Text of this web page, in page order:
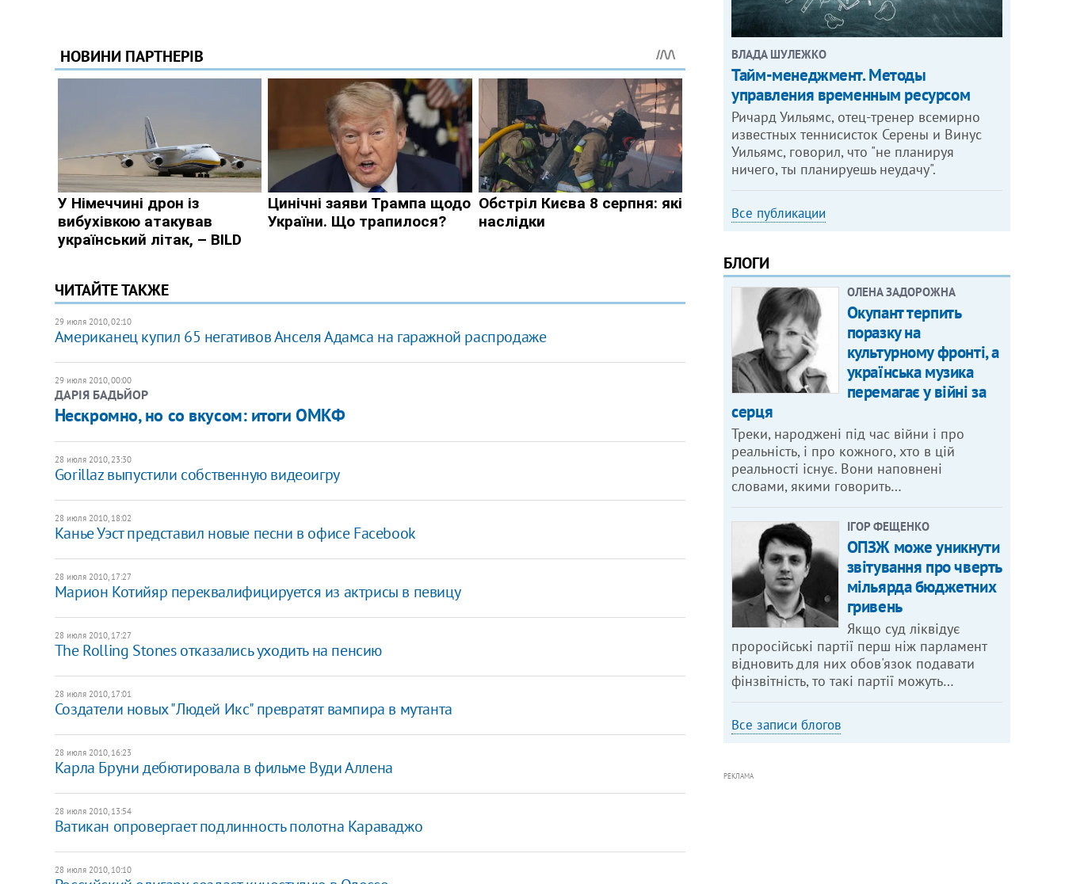
ЧИТАЙТЕ ТАКЖЕ
29 июля 2010, 02:10
Американец купил 65 негативов Анселя Адамса на гаражной распродаже
29 июля 2010, 00:00
ДАРІЯ БАДЬЙОР
Нескромно, но со вкусом: итоги ОМКФ
28 июля 2010, 23:30
Gorillaz выпустили собственную видеоигру
28 июля 2010, 18:02
Канье Уэст представил новые песни в офисе Facebook
28 июля 2010, 17:27
Марион Котийяр переквалифицируется из актрисы в певицу
28 июля 2010, 17:27
The Rolling Stones отказались уходить на пенсию
28 июля 2010, 17:01
Создатели новых "Людей Икс" превратят вампира в мутанта
28 июля 2010, 16:23
Карла Бруни дебютировала в фильме Вуди Аллена
28 июля 2010, 13:54
Ватикан опровергает подлинность полотна Караваджо
28 июля 2010, 10:10
ВЛАДА ШУЛЕЖКО
Тайм-менеджмент. Методы
управления временным ресурсом
Ричард Уильямс, отец-тренер всемирно
известных теннисисток Серены и Винус
Уильямс, говорил, что "не планируя
ничего, ты планируешь неудачу".
Все публикации
БЛОГИ
ОЛЕНА ЗАДОРОЖНА
Окупант терпить
поразку на
культурному фронті, а
українська музика
перемагає у війні за
серця
Треки, народжені під час війни і про
реальність, і про кожного, хто в цій
реальності існує. Вони наповнені
словами, якими говорить…
ІГОР ФЕЩЕНКО
ОПЗЖ може уникнути
звітування про чверть
мільярда бюджетних
гривень
Якщо суд ліквідує
проросійські партії перш ніж парламент
відновить для них обов'язок подавати
фінзвітність, то такі партії можуть…
Все записи блогов
РЕКЛАМА